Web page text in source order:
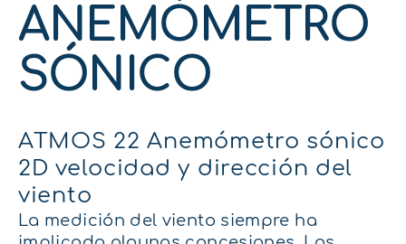
ANEMÓMETRO
SÓNICO
ATMOS 22 Anemómetro sónico
2D velocidad y dirección del
viento
La medición del viento siempre ha